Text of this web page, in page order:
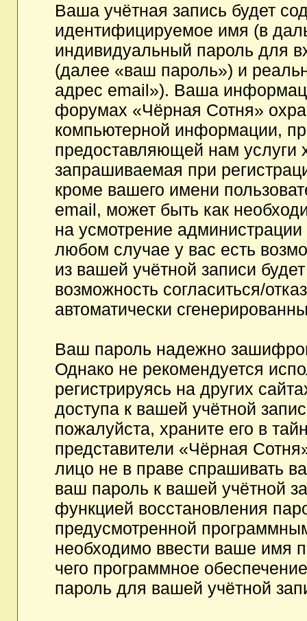
Ваша учётная запись будет
идентифицируемое имя (в
индивидуальный пароль для
(далее «ваш пароль») и
адрес email»). Ваша
форумах «Чёрная Сотня»
компьютерной информации,
предоставляющей нам услуги
запрашиваемая при
кроме вашего имени
email, может быть как
на усмотрение
любом случае у вас есть
из вашей учётной записи
возможность согласиться/
автоматически
Ваш пароль надежно
Однако не рекомендуется
регистрируясь на других
доступа к вашей учётной
пожалуйста, храните его в
представители «Чёрная
лицо не в праве спрашивать
ваш пароль к вашей учётной
функцией восстановления
предусмотренной
необходимо ввести ваше имя
чего программное
пароль для вашей учётной